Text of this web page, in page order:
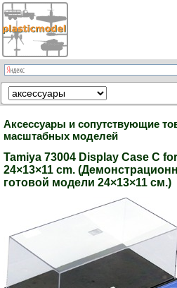
Аксессуары и сопутствующие
масштабных моделей
Tamiya 73004 Display Case C
24×13×11 cm.
готовой модели 24×13×11 см.)